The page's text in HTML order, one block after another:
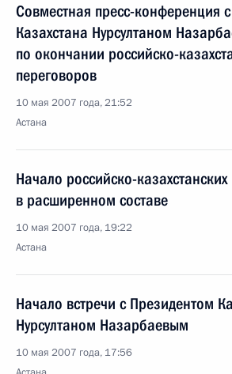
Совместная пресс-конференция
Казахстана Нурсултаном
по окончании российско-
переговоров
10 мая 2007 года, 21:52
Астана
Начало российско-
в расширенном составе
10 мая 2007 года, 19:22
Астана
Начало встречи с Президентом
Нурсултаном Назарбаевым
10 мая 2007 года, 17:56